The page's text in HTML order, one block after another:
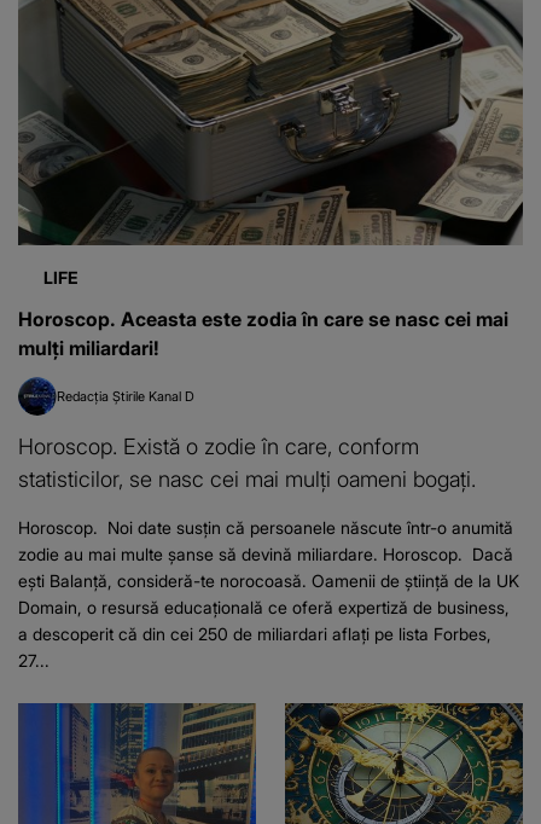
LIFE
Horoscop. Aceasta este zodia în care se nasc cei mai
mulți miliardari!
Redacția Știrile Kanal D
Horoscop. Există o zodie în care, conform
statisticilor, se nasc cei mai mulți oameni bogați.
Horoscop. Noi date susțin că persoanele născute într-o anumită
zodie au mai multe șanse să devină miliardare. Horoscop. Dacă
ești Balanță, consideră-te norocoasă. Oamenii de știință de la UK
Domain, o resursă educațională ce oferă expertiză de business,
a descoperit că din cei 250 de miliardari aflați pe lista Forbes,
27...